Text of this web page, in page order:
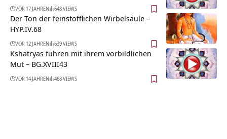
VOR 17 JAHREN 648 VIEWS
Der Ton der feinstofflichen Wirbelsäule –
HYP.IV.68
VOR 12 JAHREN 639 VIEWS
Kshatryas führen mit ihrem vorbildlichen
Mut – BG.XVIII43
VOR 14 JAHREN 468 VIEWS